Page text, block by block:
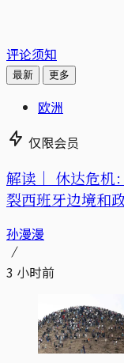
评论须知
最新 更多
欧洲
仅限会员
解读｜ 休达危机
裂西班牙边境和
孙漫漫
3 小时前